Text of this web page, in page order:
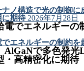
ナノ構造で光の制御
に期待 2026年7月28日
電でエネルギーの
エネルギーの制約を
AlGaNで多色発
・高精密化に期待